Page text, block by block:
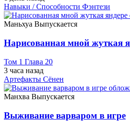
Навыки / Способности Фэнтези
Маньхуа Выпускается
Нарисованная мной жуткая
Том 1 Глава 20
3 часа назад
Артефакты Сёнен
Манхва Выпускается
Выживание варваром в игре